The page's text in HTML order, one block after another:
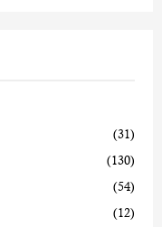
(31)
(130)
(54)
(12)